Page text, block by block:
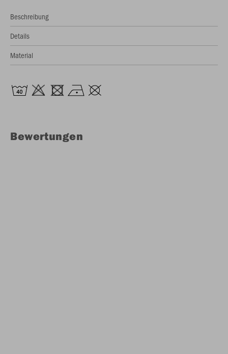
Beschreibung
Details
Material
Bewertungen